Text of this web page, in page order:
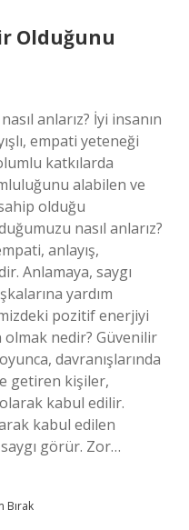
Olduğunu
anlarız? İyi insanın
empati yeteneği
katkılarda
alabilen ve
olduğu
nasıl anlarız?
anlayış,
Anlamaya, saygı
yardım
pozitif enerjiyi
olmak nedir? Güvenilir
davranışlarında
getiren kişiler,
kabul edilir.
kabul edilen
görür. Zor…
Bırak